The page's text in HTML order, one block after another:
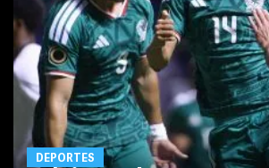
DEPORTES